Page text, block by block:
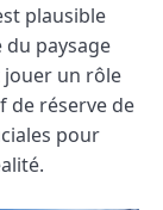
plausible
paysage
jouer un rôle
de réserve de
pour